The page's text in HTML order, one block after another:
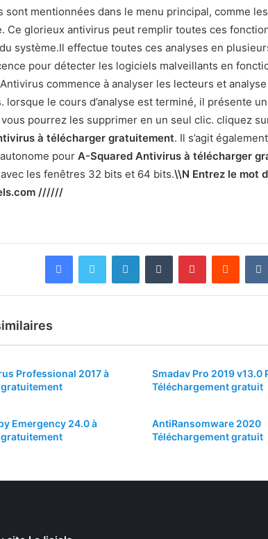
sont mentionnées dans le menu principal, comme
Ce glorieux antivirus peut remplir toutes ces
système.Il effectue toutes ces analyses en
pour détecter les logiciels malveillants en
commence à analyser les lecteurs et
lorsque le cours d’analyse est terminé, il présente
vous pourrez les supprimer en un seul clic. cliquez
à télécharger gratuitement. Il s’agit
pour A-Squared Antivirus à télécharger
les fenêtres 32 bits et 64 bits.\\N Entrez le mot
//////
FacebookTwitter LinkedinTumblr PinterestReddit
Professional 2017 à
Smadav Pro 2019 v13.0
Téléchargement gratuit
Emergency 24.0 à
AntiRansomware 2020
Téléchargement gratuit